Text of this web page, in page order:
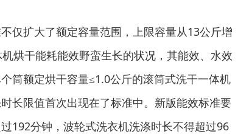
扩大了额定容量范围，上限容量从13公斤增
烘干能耗能效野蛮生长的状况，其能效、水效
筒额定烘干容量≤1.0公斤的滚筒式洗干一体机
长限值首次出现在了标准中。新版能效标准要
192分钟，波轮式洗衣机洗涤时长不得超过96